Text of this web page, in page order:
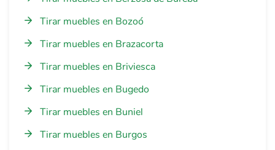
Tirar muebles en Bozoó
Tirar muebles en Brazacorta
Tirar muebles en Briviesca
Tirar muebles en Bugedo
Tirar muebles en Buniel
Tirar muebles en Burgos